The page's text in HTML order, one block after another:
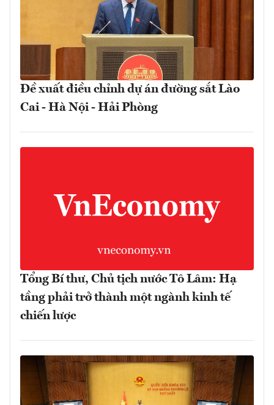
Đề xuất điều chỉnh dự án đường sắt Lào
Cai - Hà Nội - Hải Phòng
Tổng Bí thư, Chủ tịch nước Tô Lâm: Hạ
tầng phải trở thành một ngành kinh tế
chiến lược